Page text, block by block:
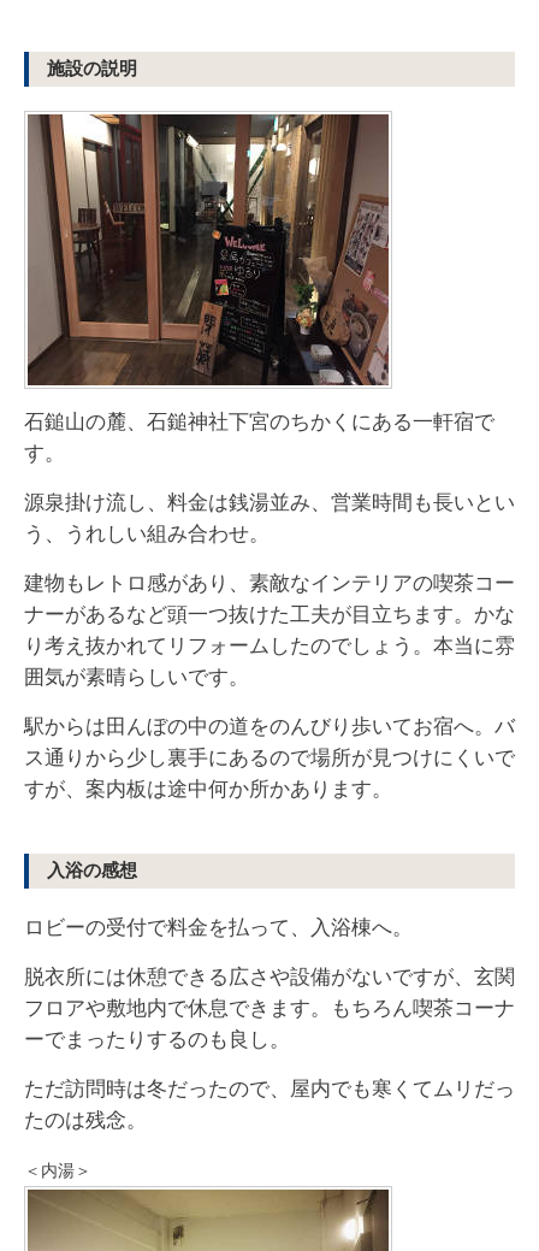
施設の説明
石鎚山の麓、石鎚神社下宮のちかくにある一軒宿で
す。
源泉掛け流し、料金は銭湯並み、営業時間も長いとい
う、うれしい組み合わせ。
建物もレトロ感があり、素敵なインテリアの喫茶コー
ナーがあるなど頭一つ抜けた工夫が目立ちます。かな
り考え抜かれてリフォームしたのでしょう。本当に雰
囲気が素晴らしいです。
駅からは田んぼの中の道をのんびり歩いてお宿へ。バ
ス通りから少し裏手にあるので場所が見つけにくいで
すが、案内板は途中何か所かあります。
入浴の感想
ロビーの受付で料金を払って、入浴棟へ。
脱衣所には休憩できる広さや設備がないですが、玄関
フロアや敷地内で休息できます。もちろん喫茶コーナ
ーでまったりするのも良し。
ただ訪問時は冬だったので、屋内でも寒くてムリだっ
たのは残念。
＜内湯＞